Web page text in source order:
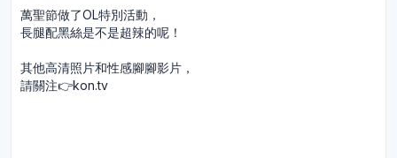
萬聖節做了OL特別活動，
長腿配黑絲是不是超辣的呢！
其他高清照片和性感腳腳影片，
請關注👉kon.tv